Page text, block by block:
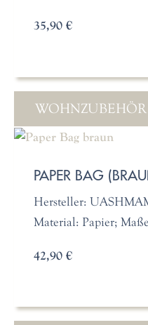
35,90 €
WOHNZUBEHÖR
PAPER BAG
Hersteller:
Material: Papier;
42,90 €